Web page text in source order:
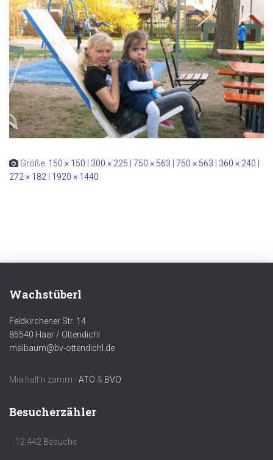
Größe: 150 × 150 | 300 × 225 | 750 × 563 | 750 × 563 | 360 × 240 |
272 × 182 | 1920 × 1440
Wachstüberl
Feldkirchener Str. 14
85540 Haar / Ottendichl
maibaum@bv-ottendichl.de
Mia halt'n zamm -ATO & BVO
Besucherzähler
12.442 Besuche